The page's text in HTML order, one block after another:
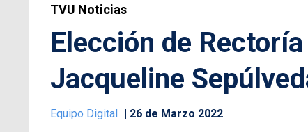
TVU Noticias
Elección de
Jacqueline
Equipo Digital 26 de Marzo 2022